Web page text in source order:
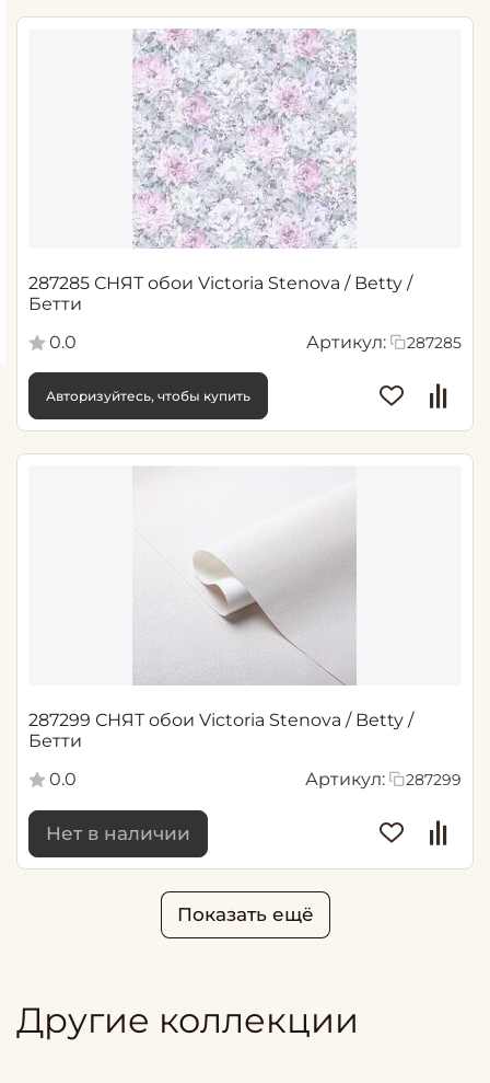
287285 СНЯТ обои Victoria Stenova / Betty /
Бетти
0.0
Артикул: 287285
Авторизуйтесь, чтобы купить
287299 СНЯТ обои Victoria Stenova / Betty /
Бетти
0.0
Артикул: 287299
Нет в наличии
Показать ещё
Другие коллекции